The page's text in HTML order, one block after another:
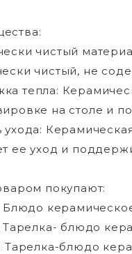
чистый
чистый, не
тепла:
на столе и
ухода:
ее уход и
покупают:
Блюдо
Тарелка- блюдо
Тарелка-блюдо